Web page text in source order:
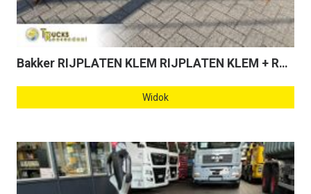
Bakker RIJPLATEN KLEM RIJPLATEN KLEM + ROTATOR
Widok